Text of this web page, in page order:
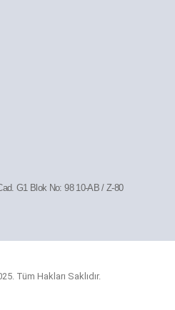
G1 Blok No: 98 10-AB / Z-80
Tüm Hakları Saklıdır.